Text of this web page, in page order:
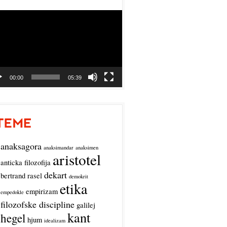
00:00 05:39
anaksagora anaksimandar anaksimen
anticka filozofija aristotel
bertrand rasel dekart demokrit
empedokle empirizam etika
filozofske discipline galilej
hegel hjum idealizam kant